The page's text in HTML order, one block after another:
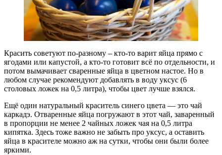
Красить советуют по-разному – кто-то варит яйца прямо с
ягодами или капустой, а кто-то готовит всё по отдельности, и
потом вымачивает сваренные яйца в цветном настое. Но в
любом случае рекомендуют добавлять в воду уксус (6
столовых ложек на 0,5 литра), чтобы цвет лучше взялся.
Ещё один натуральный краситель синего цвета — это чай
каркадэ. Отваренные яйца погружают в этот чай, заваренный
в пропорции не менее 2 чайных ложек чая на 0,5 литра
кипятка. Здесь тоже важно не забыть про уксус, а оставить
яйца в красителе можно аж на сутки, чтобы они были более
яркими.